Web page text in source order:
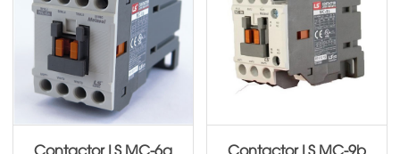
Contactor LS MC-6a
Contactor LS MC-9b